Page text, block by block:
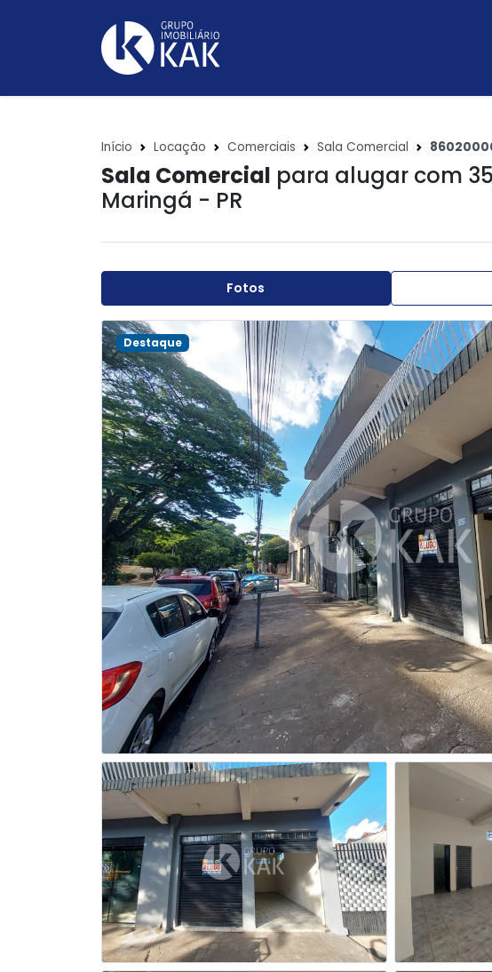
Início Locação Comerciais Sala Comercial
Sala Comercial para alugar com
Maringá - PR
Fotos
Destaque